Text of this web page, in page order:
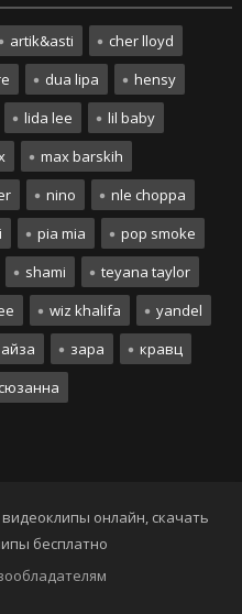
artik&asti
cher lloyd
dua lipa
hensy
lida lee
lil baby
max barskih
nino
nle choppa
pia mia
pop smoke
shami
teyana taylor
wiz khalifa
yandel
айза зара
кравц
сюзанна
онлайн, скачать
бесплатно